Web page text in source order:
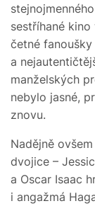
sestříhané
četné
a
manželských
nebylo jasné,
znovu.
Nadějně
dvojice –
a Oscar Isaac
i angažmá